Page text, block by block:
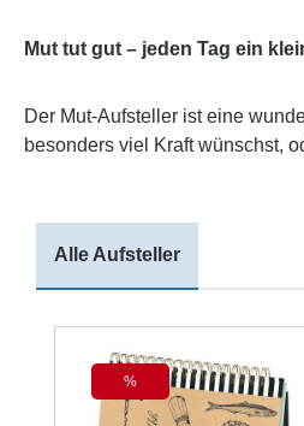
Mut tut gut – jeden Tag ein
Der Mut-Aufsteller ist eine
besonders viel Kraft wünschst,
Alle Aufsteller
Rabatt
%